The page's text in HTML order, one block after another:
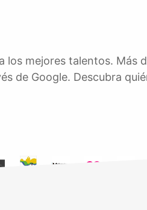
de Google. Descubra